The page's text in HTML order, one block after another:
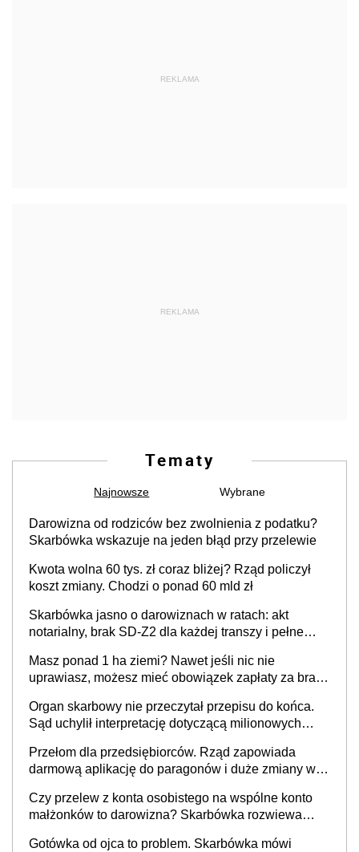
REKLAMA
REKLAMA
Tematy
Najnowsze Wybrane
Darowizna od rodziców bez zwolnienia z podatku?
Skarbówka wskazuje na jeden błąd przy przelewie
Kwota wolna 60 tys. zł coraz bliżej? Rząd policzył
koszt zmiany. Chodzi o ponad 60 mld zł
Skarbówka jasno o darowiznach w ratach: akt
notarialny, brak SD-Z2 dla każdej transzy i pełne
Masz ponad 1 ha ziemi? Nawet jeśli nic nie
uprawiasz, możesz mieć obowiązek zapłaty za brak
Organ skarbowy nie przeczytał przepisu do końca.
Sąd uchylił interpretację dotyczącą milionowych
Przełom dla przedsiębiorców. Rząd zapowiada
darmową aplikację do paragonów i duże zmiany w
Czy przelew z konta osobistego na wspólne konto
małżonków to darowizna? Skarbówka rozwiewa
Gotówka od ojca to problem. Skarbówka mówi